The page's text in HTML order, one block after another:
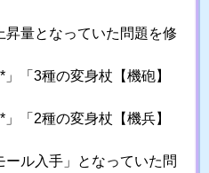
量となっていた問題を修
「3種の変身杖【機砲】
「2種の変身杖【機兵】
ール入手」となっていた問